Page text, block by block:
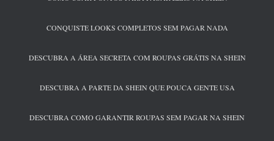
CONQUISTE LOOKS COMPLETOS SEM PAGAR NADA
DESCUBRA A ÁREA SECRETA COM ROUPAS GRÁTIS NA SHEIN
DESCUBRA A PARTE DA SHEIN QUE POUCA GENTE USA
DESCUBRA COMO GARANTIR ROUPAS SEM PAGAR NA SHEIN